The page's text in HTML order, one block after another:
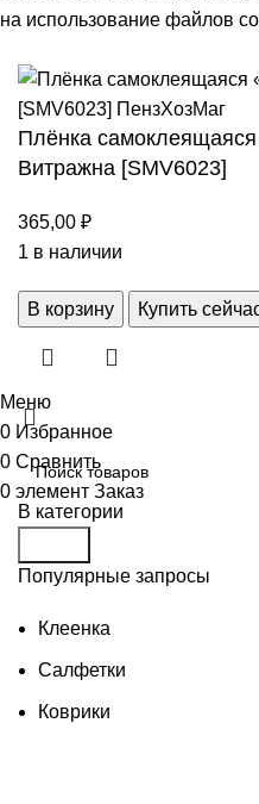
на использование файлов
Плёнка
Витражна [SMV6023]
365,00 ₽
1 в наличии
В корзину Купить
В категории
Популярные запросы
Клеенка
Салфетки
Коврики
Меню
0 Избранное
0 Сравнить
0 элемент Заказ